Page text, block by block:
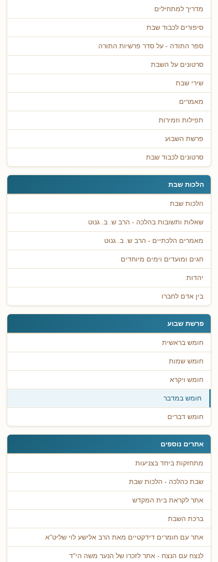
מדריך למתחילים
סיפורים לכבוד שבת
ספר התודה - על סדר פרשיות התורה
סרטונים על השבת
שירי שבת
מאמרים
תפילות וזמירות
פרשת השבוע
סרטונים לכבוד שבת
הלכות שבת
הלכות שבת
שאלות ותשובות בהלכה - הרב ש. ב. גנוט
מאמרים הלכתיים - הרב ש. ב. גנוט
חגים ומועדים וימים מיוחדים
יהדות
בין אדם לחברו
פרשת שבוע
חומש בראשית
חומש שמות
חומש ויקרא
חומש במדבר
חומש דברים
אתרים נוספים
מתחזקות ביחד בצניעות
שבת כהלכה - הלכות שבת
אתר לקראת בית המקדש
ברכת השבת
אתר עם חומרים דידקטיים מאת הרב אלישע לוי שליט"א
לנצח עם הנצח - אתר לזכרו של הנער משה הי"ד